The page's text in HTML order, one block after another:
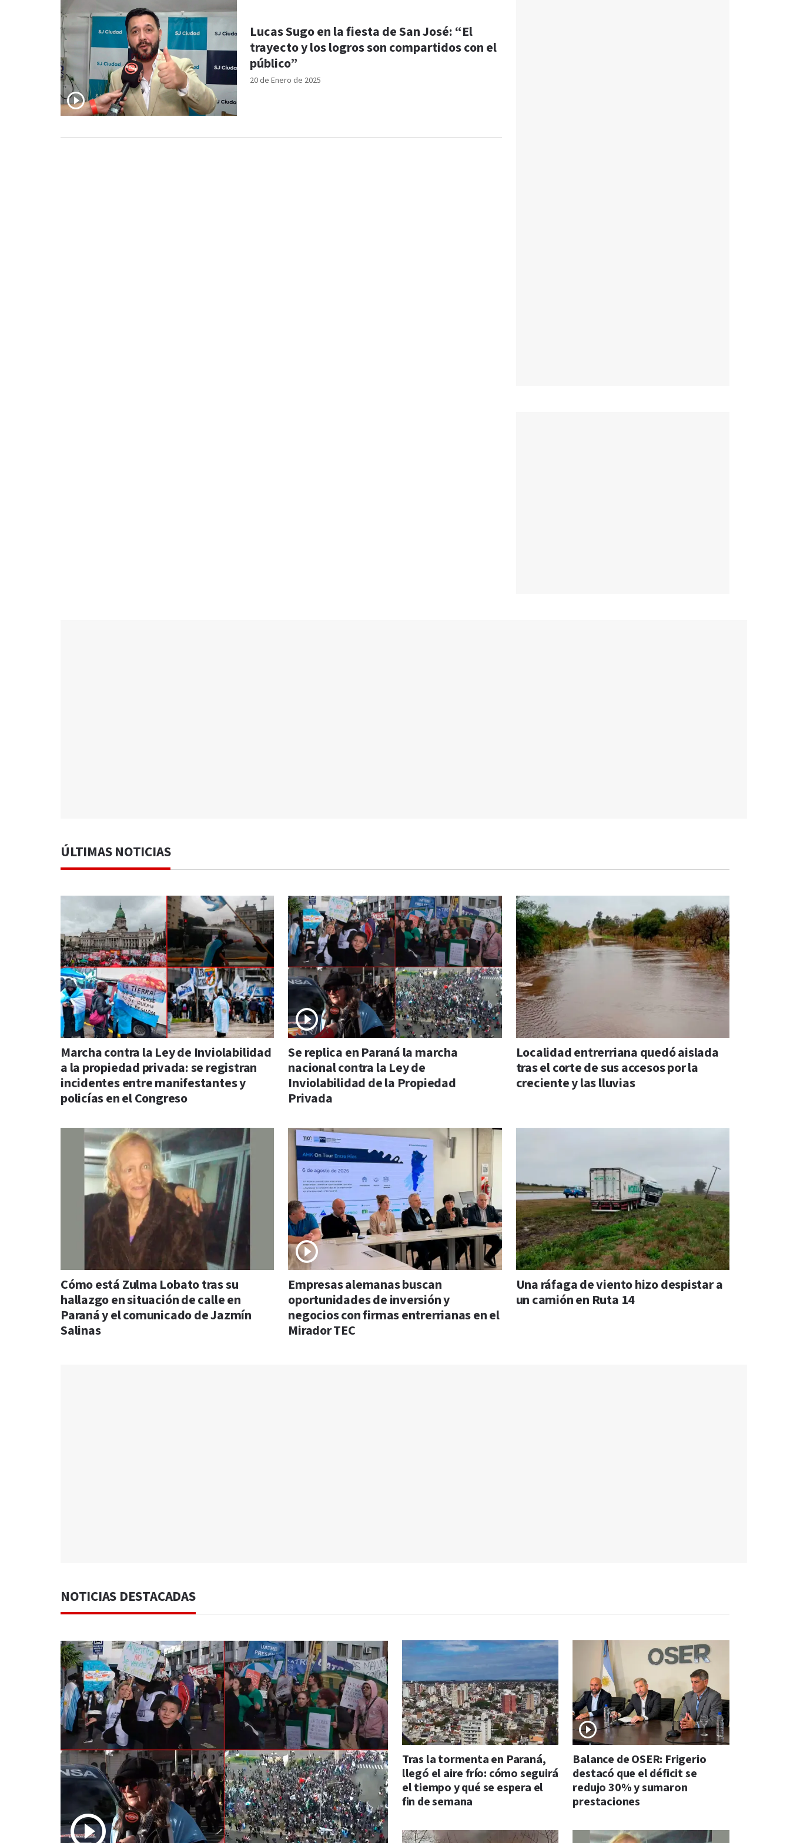
20 de Enero de 2025
Lucas Sugo en la fiesta de San José: “El
trayecto y los logros son compartidos con el
público”
ÚLTIMAS NOTICIAS
Marcha contra la Ley de Inviolabilidad
a la propiedad privada: se registran
incidentes entre manifestantes y
policías en el Congreso
Se replica en Paraná la marcha
nacional contra la Ley de
Inviolabilidad de la Propiedad
Privada
Localidad entrerriana quedó aislada
tras el corte de sus accesos por la
creciente y las lluvias
Cómo está Zulma Lobato tras su
hallazgo en situación de calle en
Paraná y el comunicado de Jazmín
Salinas
Empresas alemanas buscan
oportunidades de inversión y
negocios con firmas entrerrianas en el
Mirador TEC
Una ráfaga de viento hizo despistar a
un camión en Ruta 14
NOTICIAS DESTACADAS
Tras la tormenta en Paraná,
llegó el aire frío: cómo seguirá
el tiempo y qué se espera el
fin de semana
Balance de OSER: Frigerio
destacó que el déficit se
redujo 30% y sumaron
prestaciones